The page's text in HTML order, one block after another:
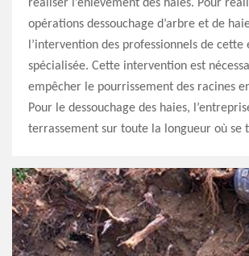
réaliser l’enlèvement des haies. Pour
opérations dessouchage d’arbre et de
l’intervention des professionnels de cette
spécialisée. Cette intervention est
empêcher le pourrissement des racines
Pour le dessouchage des haies,
terrassement sur toute la longueur où se